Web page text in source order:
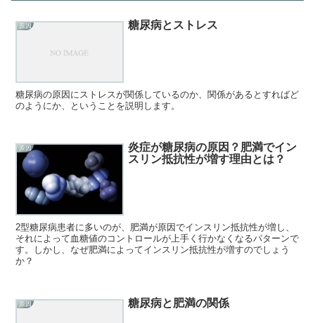
原因 糖尿病とストレス
糖尿病の原因にストレスが関係しているのか、関係があるとすればど
のようにか、ということを説明します。
原因
炎症が糖尿病の原因？肥満でイン
スリン抵抗性が増す理由とは？
2型糖尿病患者に多いのが、肥満が原因でインスリン抵抗性が増し、
それによって血糖値のコントロールが上手く行かなくなるパターンで
す。しかし、なぜ肥満によってインスリン抵抗性が増すのでしょう
か？
原因 糖尿病と肥満の関係